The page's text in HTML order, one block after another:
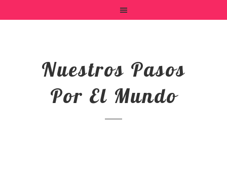
Nuestros Pasos
Por El Mundo